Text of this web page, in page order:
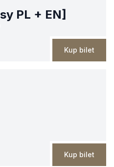
PL + EN]
Kup bilet
Kup bilet